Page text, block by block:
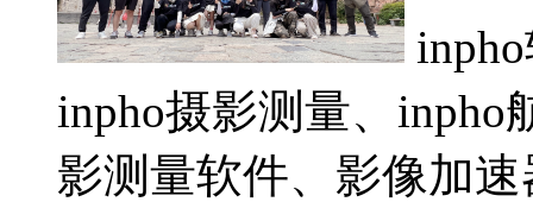
inpho摄影测量、inpho
影测量软件、影像加